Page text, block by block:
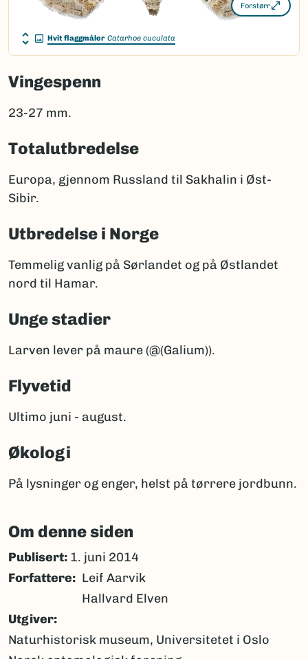
Forstørr
Hvit flaggmåler Catarhoe cuculata
Vingespenn
23-27 mm.
Totalutbredelse
Europa, gjennom Russland til Sakhalin i Øst-
Sibir.
Utbredelse i Norge
Temmelig vanlig på Sørlandet og på Østlandet
nord til Hamar.
Unge stadier
Larven lever på maure (@(Galium)).
Flyvetid
Ultimo juni - august.
Økologi
På lysninger og enger, helst på tørrere jordbunn.
Om denne siden
Publisert: 1. juni 2014
Forfattere
Leif Aarvik
Hallvard Elven
Utgiver
Naturhistorisk museum, Universitetet i Oslo